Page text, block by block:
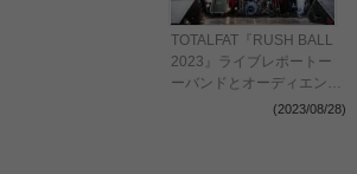
TOTALFAT『RUSH BALL
2023』ライブレポートー
ーバンドとオーディエンス
の信頼関係による限界突破
(2023/08/28)